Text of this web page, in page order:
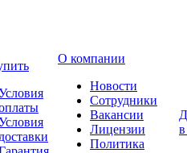
доставки
О компании
Новости
Сотрудники
Вакансии
Лицензии
Политика